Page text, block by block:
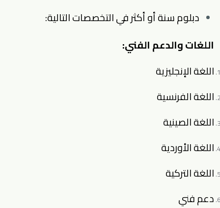
دبلوم سنة أو أكثر في التخصصات التالية:
اللغات والدعم الفني:
اللغة الإنجليزية
اللغة الفرنسية
اللغة الصينية
اللغة الأوردية
اللغة التركية
دعم فني